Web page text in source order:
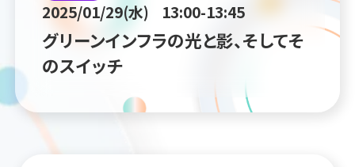
2025/01/29(水) 13:00-13:45
グリーンインフラの光と影、そしてそ
のスイッチ